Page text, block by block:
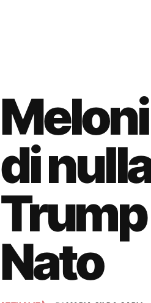
di
Trump
Nato